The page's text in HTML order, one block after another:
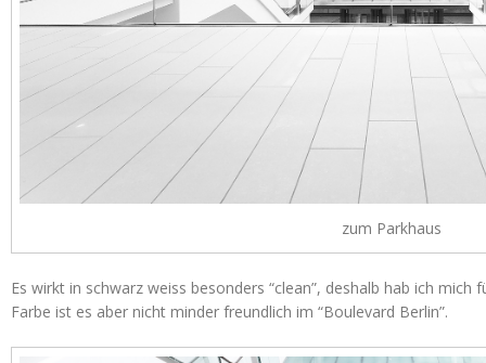
zum Parkhaus
Es wirkt in schwarz weiss besonders “clean”, deshalb hab ich mich
Farbe ist es aber nicht minder freundlich im “Boulevard Berlin”.